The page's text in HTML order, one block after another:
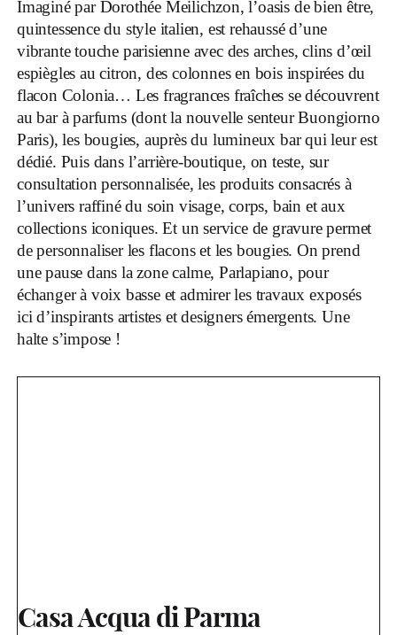
Imaginé par Dorothée Meilichzon, l’oasis de bien être,
quintessence du style italien, est rehaussé d’une
vibrante touche parisienne avec des arches, clins d’œil
espiègles au citron, des colonnes en bois inspirées du
flacon Colonia… Les fragrances fraîches se découvrent
au bar à parfums (dont la nouvelle senteur Buongiorno
Paris), les bougies, auprès du lumineux bar qui leur est
dédié. Puis dans l’arrière-boutique, on teste, sur
consultation personnalisée, les produits consacrés à
l’univers raffiné du soin visage, corps, bain et aux
collections iconiques. Et un service de gravure permet
de personnaliser les flacons et les bougies. On prend
une pause dans la zone calme, Parlapiano, pour
échanger à voix basse et admirer les travaux exposés
ici d’inspirants artistes et designers émergents. Une
halte s’impose !
Casa Acqua di Parma